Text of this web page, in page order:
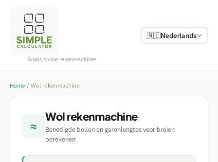
Gratis online rekenmachines
🇳🇱Nederlands
Home / Wol rekenmachine
≈
Wol rekenmachine
Benodigde bollen en garenlengtes voor breien
berekenen